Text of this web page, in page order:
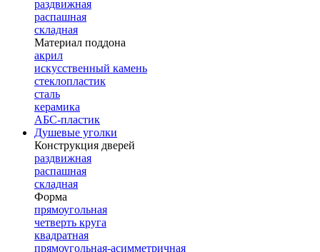
раздвижная
распашная
складная
Материал поддона
акрил
искусственный камень
стеклопластик
сталь
керамика
АБС-пластик
Душевые уголки
Конструкция дверей
раздвижная
распашная
складная
Форма
прямоугольная
четверть круга
квадратная
прямоугольная-асимметричная